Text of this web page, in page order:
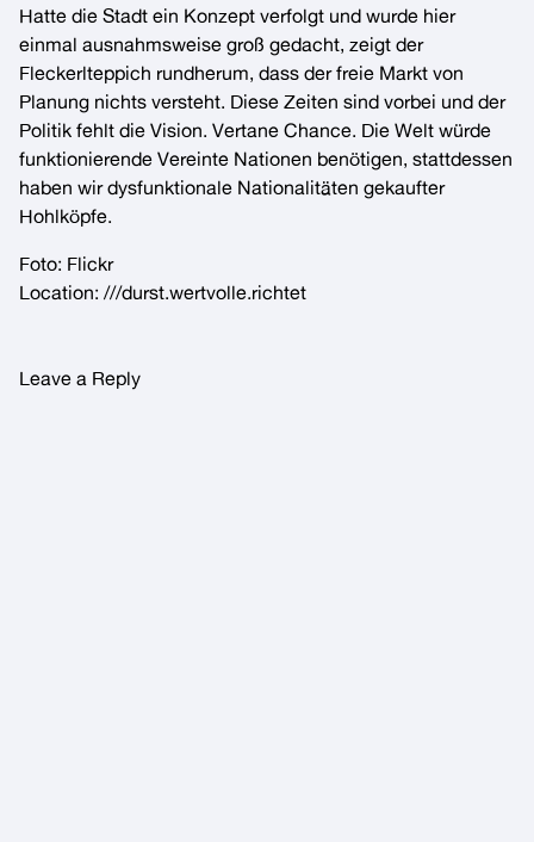
Hatte die Stadt ein Konzept verfolgt und wurde hier
einmal ausnahmsweise groß gedacht, zeigt der
Fleckerlteppich rundherum, dass der freie Markt von
Planung nichts versteht. Diese Zeiten sind vorbei und der
Politik fehlt die Vision. Vertane Chance. Die Welt würde
funktionierende Vereinte Nationen benötigen, stattdessen
haben wir dysfunktionale Nationalitäten gekaufter
Hohlköpfe.
Foto: Flickr
Location: ///durst.wertvolle.richtet
Leave a Reply